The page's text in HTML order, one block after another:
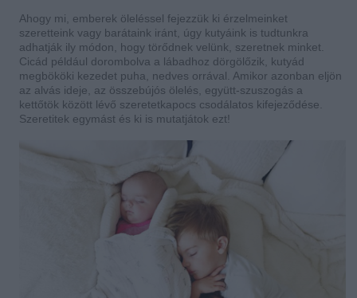
Ahogy mi, emberek öleléssel fejezzük ki érzelmeinket
szeretteink vagy barátaink iránt, úgy kutyáink is tudtunkra
adhatják ily módon, hogy törődnek velünk, szeretnek minket.
Cicád például dorombolva a lábadhoz dörgölőzik, kutyád
megbököki kezedet puha, nedves orrával. Amikor azonban eljön
az alvás ideje, az összebújós ölelés, együtt-szuszogás a
kettőtök között lévő szeretetkapocs csodálatos kifejeződése.
Szeretitek egymást és ki is mutatjátok ezt!